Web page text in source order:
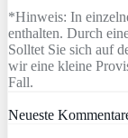
*Hinweis: In
enthalten. Durch
Solltet Sie sich auf
wir eine kleine
Fall.
Neueste